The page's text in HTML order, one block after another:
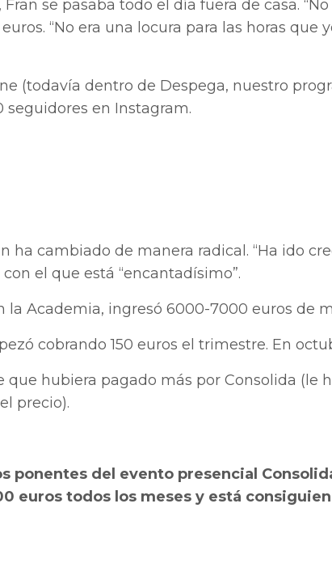
se pasaba todo el día fuera de casa.
“No era una locura para las horas que
(todavía dentro de Despega, nuestro
en Instagram.
ha cambiado de manera radical. “Ha ido
el que está “encantadísimo”.
la Academia, ingresó 6000-7000 euros de
cobrando 150 euros el trimestre. En
hubiera pagado más por Consolida (le
precio).
ponentes del evento presencial
euros todos los meses y está